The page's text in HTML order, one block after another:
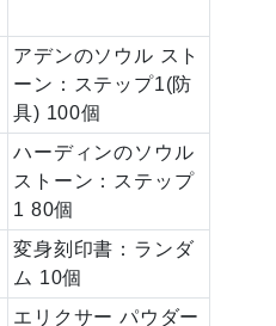
アデンのソウル スト
ーン：ステップ1(防
具) 100個
ハーディンのソウル
ストーン：ステップ
1 80個
変身刻印書：ランダ
ム 10個
エリクサー パウダー